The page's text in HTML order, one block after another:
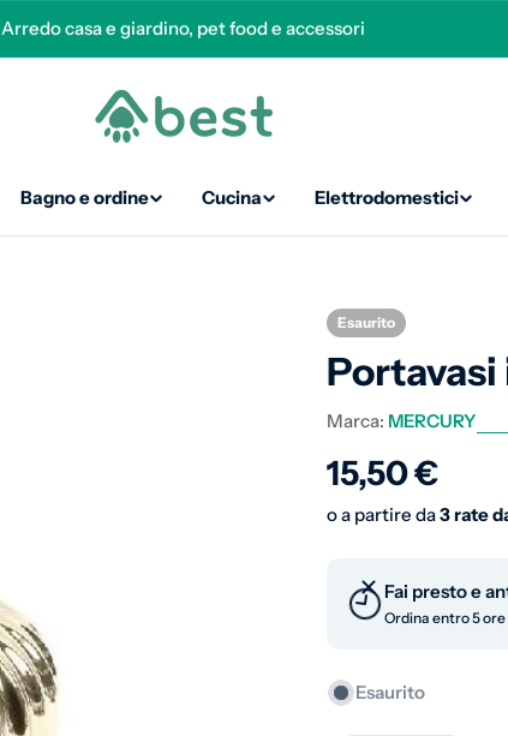
Arredo casa e giardino, pet food e accessori
Bagno e ordine Cucina Elettrodomestici
Esaurito
Marca: MERCURY
Prezzo
15,50 €
o a partire da3 rate
Fai presto e
Ordina entro 5
Esaurito